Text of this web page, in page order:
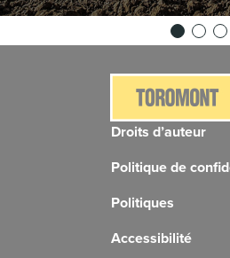
Droits d’auteur
Politique de
Politiques
Accessibilité